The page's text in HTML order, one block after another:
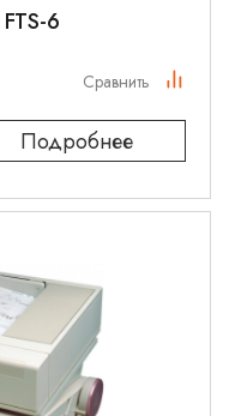
6
Подробнее
Сравнить